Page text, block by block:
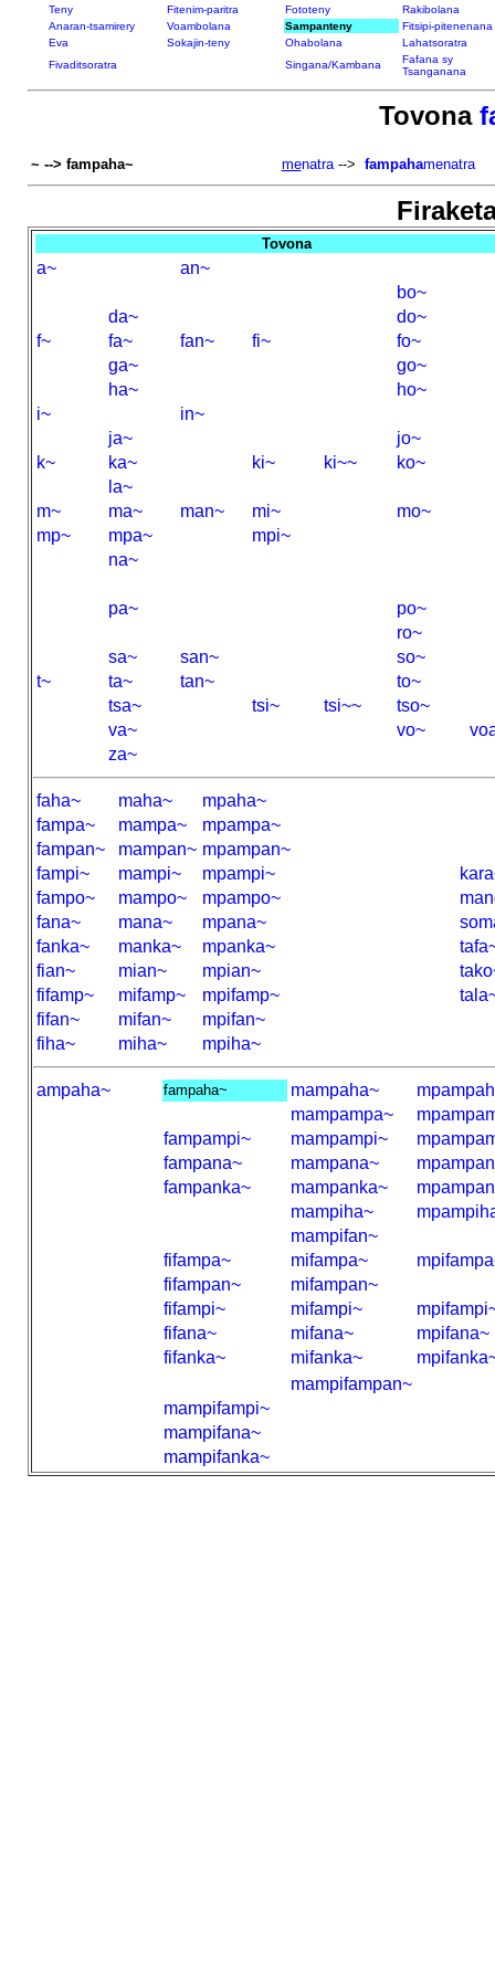
Teny Fitenim-paritra Fototeny
Rakibolana
Anaran-tsamirery
Voambolana Sampanteny
Fitsipi-pitenenana
Eva
Sokajin-teny Ohabolana
Lahatsoratra
Fivaditsoratra
Singana/Kambana
Fafana sy
Tsanganana
Tovona
~ --> fampaha~ menatra--> fampahamenatra
Tovona
a~
an~
bo~
da~
do~
f~
fa~ fan~ fi~
fo~
ga~
go~
ha~
ho~
i~
in~
ja~
jo~
k~
ka~ ki~ ki~~
ko~
la~
m~
ma~ man~ mi~
mo~
mp~
mpa~
mpi~
na~
pa~
po~
ro~
sa~
san~
so~
t~
ta~ tan~
to~
tsa~
tsi~ tsi~~
tso~
va~
vo~
za~
faha~ maha~
mpaha~
fampa~
mampa~
mpampa~
fampan~
mampan~ mpampan~
fampi~
mampi~ mpampi~
fampo~
mampo~ mpampo~
fana~
mana~ mpana~
fanka~
manka~ mpanka~
fian~
mian~ mpian~
fifamp~
mifamp~ mpifamp~
fifan~
mifan~
mpifan~
fiha~
miha~ mpiha~
ampaha~ fampaha~ mampaha~
mampampa~
fampampi~
mampampi~
fampana~
mampana~
fampanka~
mampanka~
mampiha~
mampifan~
fifampa~
mifampa~
fifampan~
mifampan~
fifampi~
mifampi~
fifana~
mifana~
mpifana~
fifanka~
mifanka~
mampifampan~
mampifampi~
mampifana~
mampifanka~